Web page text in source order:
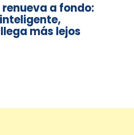
renueva a fondo:
más lejos